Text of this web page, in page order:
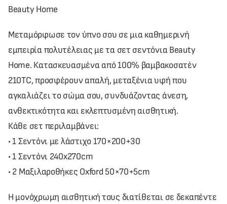
Beauty Home
Μεταμόρφωσε τον ύπνο σου σε μια καθημερινή
εμπειρία πολυτέλειας με τα σετ σεντόνια Beauty
Home. Κατασκευασμένα από 100% βαμβακοσατέν
210TC, προσφέρουν απαλή, μεταξένια υφή που
αγκαλιάζει το σώμα σου, συνδυάζοντας άνεση,
ανθεκτικότητα και εκλεπτυσμένη αισθητική.
Κάθε σετ περιλαμβάνει:
• 1 Σεντόνι με λάστιχο 170×200+30
• 1 Σεντόνι 240x270cm
• 2 Μαξιλαροθήκες Oxford 50×70+5cm
Η μονόχρωμη αισθητική τους διατίθεται σε δεκαπέντε